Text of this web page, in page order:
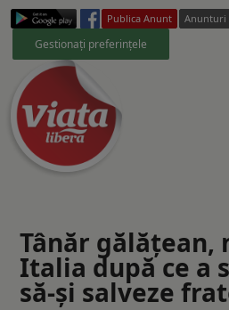
Publica Anunt Anunturi
Gestionați preferințele
Tânăr gălățean,
Italia după ce a
să-și salveze